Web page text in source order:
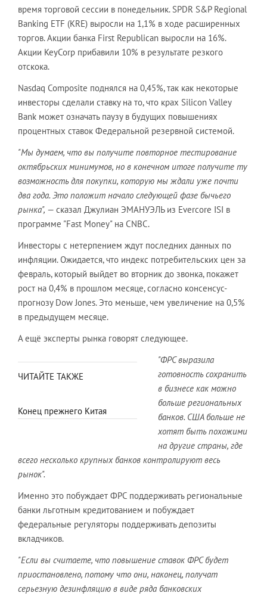
время торговой сессии в понедельник. SPDR S&P Regional
Banking ETF (KRE) выросли на 1,1% в ходе расширенных
торгов. Акции банка First Republican выросли на 16%.
Акции KeyCorp прибавили 10% в результате резкого
отскока.
Nasdaq Composite поднялся на 0,45%, так как некоторые
инвесторы сделали ставку на то, что крах Silicon Valley
Bank может означать паузу в будущих повышениях
процентных ставок Федеральной резервной системой.
"Мы думаем, что вы получите повторное тестирование
октябрьских минимумов, но в конечном итоге получите ту
возможность для покупки, которую мы ждали уже почти
два года. Это положит начало следующей фазе бычьего
рынка", — сказал Джулиан ЭМАНУЭЛЬ из Evercore ISI в
программе "Fast Money" на CNBC.
Инвесторы с нетерпением ждут последних данных по
инфляции. Ожидается, что индекс потребительских цен за
февраль, который выйдет во вторник до звонка, покажет
рост на 0,4% в прошлом месяце, согласно консенсус-
прогнозу Dow Jones. Это меньше, чем увеличение на 0,5%
в предыдущем месяце.
А ещё эксперты рынка говорят следующее.
ЧИТАЙТЕ ТАКЖЕ
Конец прежнего Китая
"ФРС выразила
готовность сохранить
в бизнесе как можно
больше региональных
банков. США больше не
хотят быть похожими
на другие страны, где
всего несколько крупных банков контролируют весь
рынок".
Именно это побуждает ФРС поддерживать региональные
банки льготным кредитованием и побуждает
федеральные регуляторы поддерживать депозиты
вкладчиков.
"Если вы считаете, что повышение ставок ФРС будет
приостановлено, потому что они, наконец, получат
серьезную дезинфляцию в виде ряда банковских